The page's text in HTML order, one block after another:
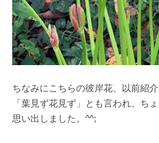
ちなみにこちらの彼岸花、以前紹
「葉見ず花見ず」とも言われ、ち
思い出しました。^^;